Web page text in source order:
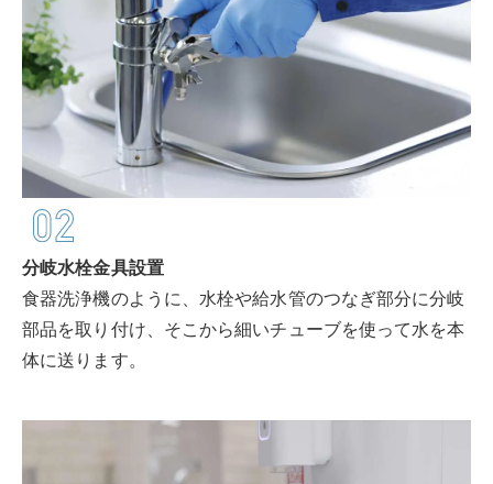
分岐水栓金具設置
食器洗浄機のように、水栓や給水管のつなぎ部分に分岐
部品を取り付け、そこから細いチューブを使って水を本
体に送ります。